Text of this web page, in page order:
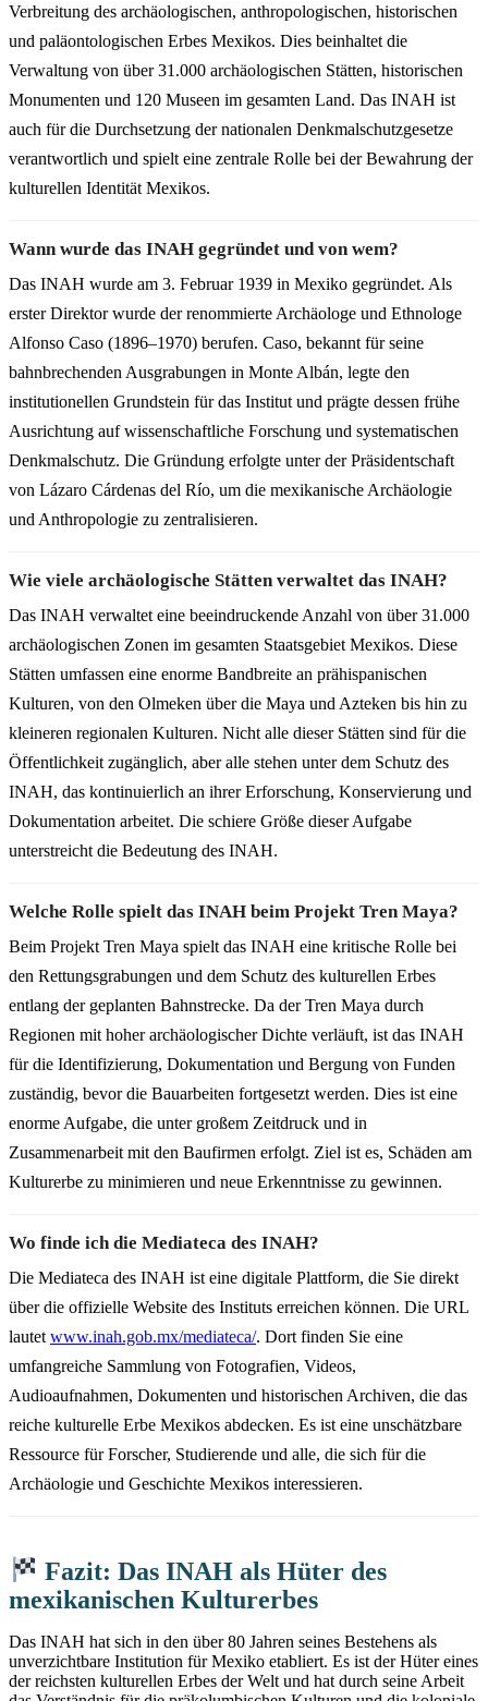
Verbreitung des archäologischen, anthropologischen, historischen
und paläontologischen Erbes Mexikos. Dies beinhaltet die
Verwaltung von über 31.000 archäologischen Stätten, historischen
Monumenten und 120 Museen im gesamten Land. Das INAH ist
auch für die Durchsetzung der nationalen Denkmalschutzgesetze
verantwortlich und spielt eine zentrale Rolle bei der Bewahrung der
kulturellen Identität Mexikos.
Wann wurde das INAH gegründet und von wem?
Das INAH wurde am 3. Februar 1939 in Mexiko gegründet. Als
erster Direktor wurde der renommierte Archäologe und Ethnologe
Alfonso Caso (1896–1970) berufen. Caso, bekannt für seine
bahnbrechenden Ausgrabungen in Monte Albán, legte den
institutionellen Grundstein für das Institut und prägte dessen frühe
Ausrichtung auf wissenschaftliche Forschung und systematischen
Denkmalschutz. Die Gründung erfolgte unter der Präsidentschaft
von Lázaro Cárdenas del Río, um die mexikanische Archäologie
und Anthropologie zu zentralisieren.
Wie viele archäologische Stätten verwaltet das INAH?
Das INAH verwaltet eine beeindruckende Anzahl von über 31.000
archäologischen Zonen im gesamten Staatsgebiet Mexikos. Diese
Stätten umfassen eine enorme Bandbreite an prähispanischen
Kulturen, von den Olmeken über die Maya und Azteken bis hin zu
kleineren regionalen Kulturen. Nicht alle dieser Stätten sind für die
Öffentlichkeit zugänglich, aber alle stehen unter dem Schutz des
INAH, das kontinuierlich an ihrer Erforschung, Konservierung und
Dokumentation arbeitet. Die schiere Größe dieser Aufgabe
unterstreicht die Bedeutung des INAH.
Welche Rolle spielt das INAH beim Projekt Tren Maya?
Beim Projekt Tren Maya spielt das INAH eine kritische Rolle bei
den Rettungsgrabungen und dem Schutz des kulturellen Erbes
entlang der geplanten Bahnstrecke. Da der Tren Maya durch
Regionen mit hoher archäologischer Dichte verläuft, ist das INAH
für die Identifizierung, Dokumentation und Bergung von Funden
zuständig, bevor die Bauarbeiten fortgesetzt werden. Dies ist eine
enorme Aufgabe, die unter großem Zeitdruck und in
Zusammenarbeit mit den Baufirmen erfolgt. Ziel ist es, Schäden am
Kulturerbe zu minimieren und neue Erkenntnisse zu gewinnen.
Wo finde ich die Mediateca des INAH?
Die Mediateca des INAH ist eine digitale Plattform, die Sie direkt
über die offizielle Website des Instituts erreichen können. Die URL
lautet www.inah.gob.mx/mediateca/. Dort finden Sie eine
umfangreiche Sammlung von Fotografien, Videos,
Audioaufnahmen, Dokumenten und historischen Archiven, die das
reiche kulturelle Erbe Mexikos abdecken. Es ist eine unschätzbare
Ressource für Forscher, Studierende und alle, die sich für die
Archäologie und Geschichte Mexikos interessieren.
Fazit: Das INAH als Hüter des
mexikanischen Kulturerbes
Das INAH hat sich in den über 80 Jahren seines Bestehens als
unverzichtbare Institution für Mexiko etabliert. Es ist der Hüter eines
der reichsten kulturellen Erbes der Welt und hat durch seine Arbeit